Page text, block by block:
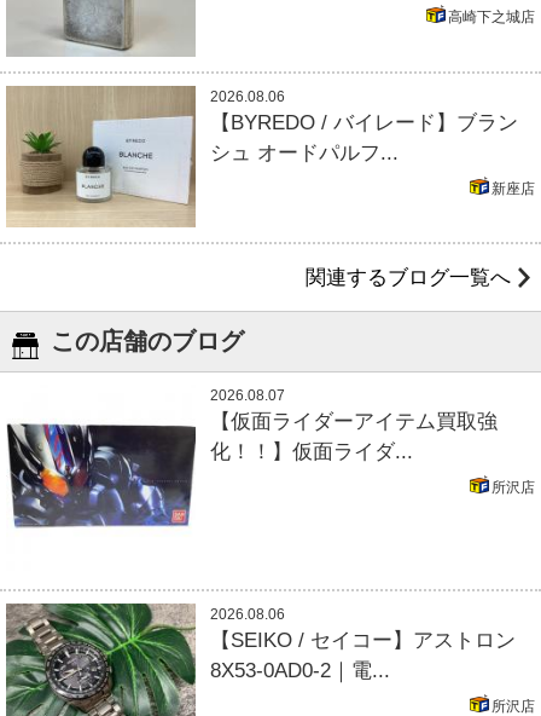
高崎下之城店
2026.08.06
【BYREDO / バイレード】ブラン
シュ オードパルフ...
新座店
関連するブログ一覧へ
この店舗のブログ
2026.08.07
【仮面ライダーアイテム買取強
化！！】仮面ライダ...
所沢店
2026.08.06
【SEIKO / セイコー】アストロン
8X53-0AD0-2｜電...
所沢店